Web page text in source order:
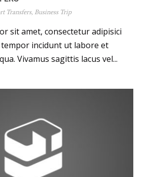
Transfers, Business Trip
sit amet, consectetur adipisici
incidunt ut labore et
Vivamus sagittis lacus vel...